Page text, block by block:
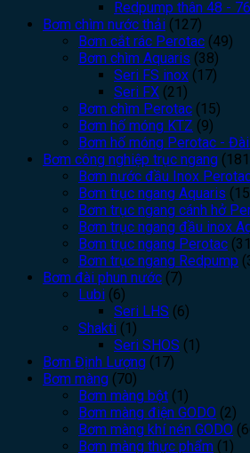
Redpump thân 48 - 76
Bơm chìm nước thải (127)
Bơm cắt rác Perotac (49)
Bơm chìm Aquaris (38)
Seri FS inox (17)
Seri FX (21)
Bơm chìm Perotac (15)
Bơm hố móng KTZ (9)
Bơm hố móng Perotac -
Bơm công nghiệp trục ngang
Bơm nước đầu Inox
Bơm trục ngang Aquaris
Bơm trục ngang cánh hở
Bơm trục ngang đầu inox
Bơm trục ngang Perotac
Bơm trục ngang Redpump
Bơm đài phun nước (7)
Lubi (6)
Seri LHS (6)
Shakti (1)
Seri SHOS (1)
Bơm Định Lượng (17)
Bơm màng (70)
Bơm màng bột (1)
Bơm màng điện GODO (2)
Bơm màng khí nén GODO
Bơm màng thực phẩm (1)